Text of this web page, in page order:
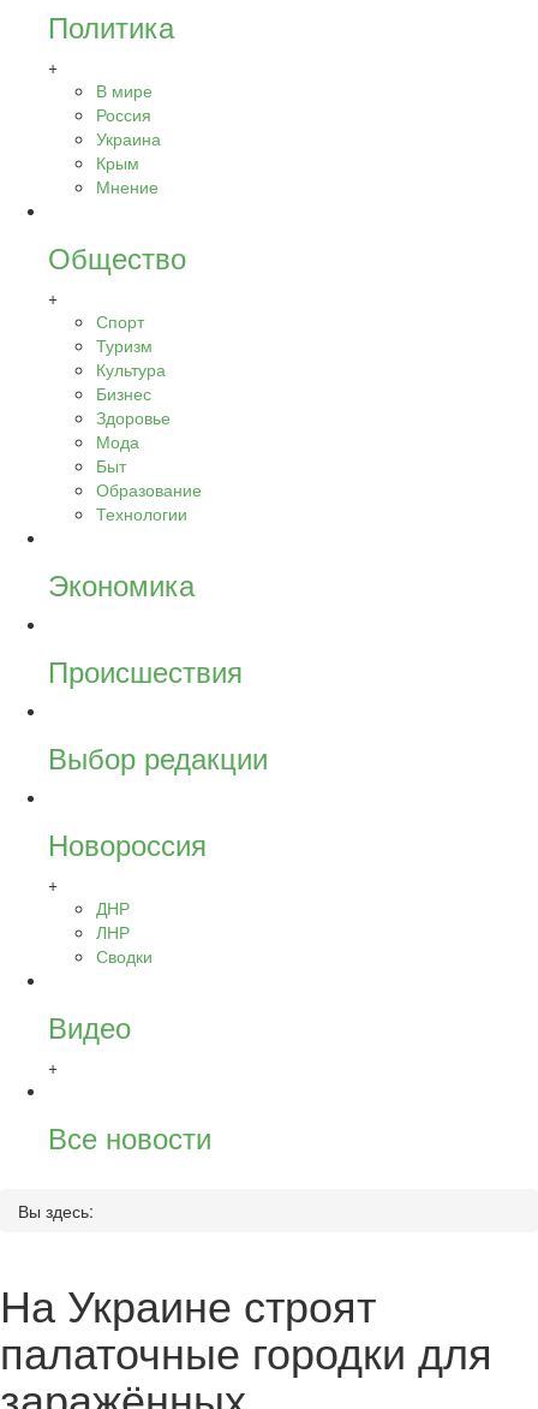
Политика
+
В мире
Россия
Украина
Крым
Мнение
Общество
+
Спорт
Туризм
Культура
Бизнес
Здоровье
Мода
Быт
Образование
Технологии
Экономика
Происшествия
Выбор редакции
Новороссия
+
ДНР
ЛНР
Сводки
Видео
+
Все новости
Вы здесь:
На Украине строят
палаточные городки для